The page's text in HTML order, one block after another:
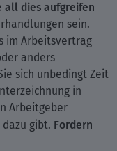
all dies aufgreifen
sein.
im Arbeitsvertrag
anders
sich unbedingt Zeit
in
Arbeitgeber
gibt. Fordern